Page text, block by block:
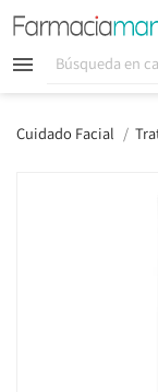
 
Cuidado Facial